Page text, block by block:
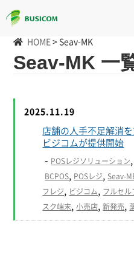
HOME > Seav-MK
Seav-MK 一
2025.11.19
店舗の人手不足解消
ビジコムが提供開始
- POSレジソリューション
BCPOS POSレジ Seav-
フレジ ビジコム フルセル
スク端末 ,小売店 ,新発売 ,